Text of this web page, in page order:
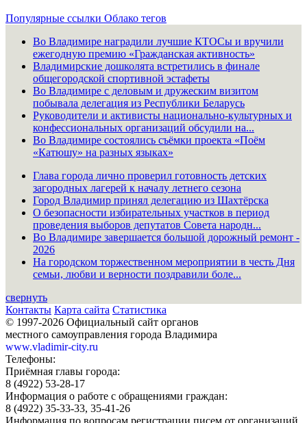
Популярные ссылки Облако тегов
Во Владимире наградили лучшие КТОСы и вручили
ежегодную премию «Гражданская активность»
Владимирские дошколята встретились в финале
общегородской спортивной эстафеты
Во Владимире с деловым и дружеским визитом
побывала делегация из Республики Беларусь
Руководители и активисты национально-культурных и
конфессиональных организаций обсудили на...
Во Владимире состоялись съёмки проекта «Поём
«Катюшу» на разных языках»
Глава города лично проверил готовность детских
загородных лагерей к началу летнего сезона
Город Владимир принял делегацию из Шахтёрска
О безопасности избирательных участков в период
проведения выборов депутатов Совета народн...
Во Владимире завершается большой дорожный ремонт -
2026
На городском торжественном мероприятии в честь Дня
семьи, любви и верности поздравили боле...
свернуть
Контакты Карта сайта Статистика
© 1997-2026 Официальный сайт органов
местного самоуправления города Владимира
www.vladimir-city.ru
Телефоны:
Приёмная главы города:
8 (4922) 53-28-17
Информация о работе с обращениями граждан:
8 (4922) 35-33-33, 35-41-26
Информация по вопросам регистрации писем от организаций